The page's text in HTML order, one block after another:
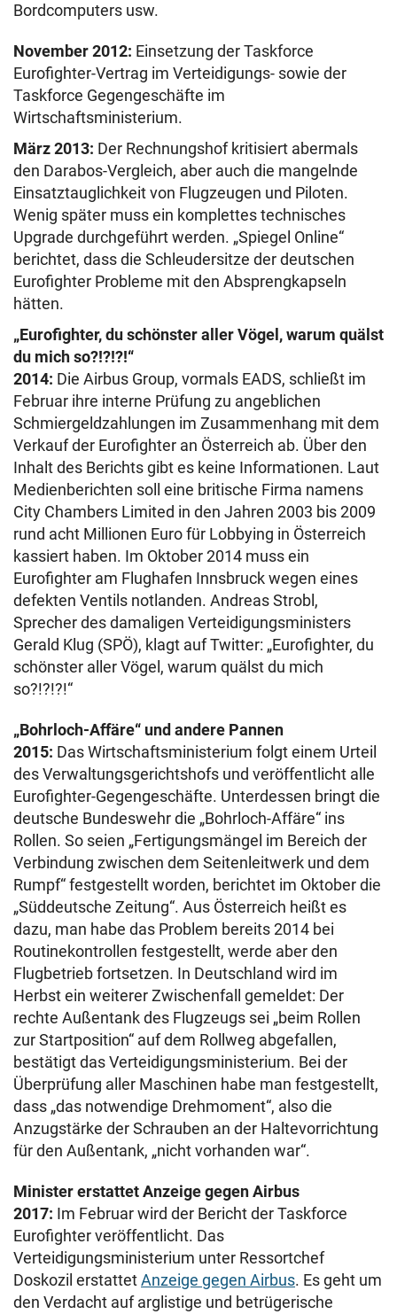
Bordcomputers usw.
November 2012: Einsetzung der Taskforce
Eurofighter-Vertrag im Verteidigungs- sowie der
Taskforce Gegengeschäfte im
Wirtschaftsministerium.
März 2013: Der Rechnungshof kritisiert abermals
den Darabos-Vergleich, aber auch die mangelnde
Einsatztauglichkeit von Flugzeugen und Piloten.
Wenig später muss ein komplettes technisches
Upgrade durchgeführt werden. „Spiegel Online“
berichtet, dass die Schleudersitze der deutschen
Eurofighter Probleme mit den Absprengkapseln
hätten.
„Eurofighter, du schönster aller Vögel, warum quälst
du mich so?!?!?!“
2014: Die Airbus Group, vormals EADS, schließt im
Februar ihre interne Prüfung zu angeblichen
Schmiergeldzahlungen im Zusammenhang mit dem
Verkauf der Eurofighter an Österreich ab. Über den
Inhalt des Berichts gibt es keine Informationen. Laut
Medienberichten soll eine britische Firma namens
City Chambers Limited in den Jahren 2003 bis 2009
rund acht Millionen Euro für Lobbying in Österreich
kassiert haben. Im Oktober 2014 muss ein
Eurofighter am Flughafen Innsbruck wegen eines
defekten Ventils notlanden. Andreas Strobl,
Sprecher des damaligen Verteidigungsministers
Gerald Klug (SPÖ), klagt auf Twitter: „Eurofighter, du
schönster aller Vögel, warum quälst du mich
so?!?!?!“
„Bohrloch-Affäre“ und andere Pannen
2015: Das Wirtschaftsministerium folgt einem Urteil
des Verwaltungsgerichtshofs und veröffentlicht alle
Eurofighter-Gegengeschäfte. Unterdessen bringt die
deutsche Bundeswehr die „Bohrloch-Affäre“ ins
Rollen. So seien „Fertigungsmängel im Bereich der
Verbindung zwischen dem Seitenleitwerk und dem
Rumpf“ festgestellt worden, berichtet im Oktober die
„Süddeutsche Zeitung“. Aus Österreich heißt es
dazu, man habe das Problem bereits 2014 bei
Routinekontrollen festgestellt, werde aber den
Flugbetrieb fortsetzen. In Deutschland wird im
Herbst ein weiterer Zwischenfall gemeldet: Der
rechte Außentank des Flugzeugs sei „beim Rollen
zur Startposition“ auf dem Rollweg abgefallen,
bestätigt das Verteidigungsministerium. Bei der
Überprüfung aller Maschinen habe man festgestellt,
dass „das notwendige Drehmoment“, also die
Anzugstärke der Schrauben an der Haltevorrichtung
für den Außentank, „nicht vorhanden war“.
Minister erstattet Anzeige gegen Airbus
2017: Im Februar wird der Bericht der Taskforce
Eurofighter veröffentlicht. Das
Verteidigungsministerium unter Ressortchef
Doskozil erstattetAnzeige gegen Airbus. Es geht um
den Verdacht auf arglistige und betrügerische